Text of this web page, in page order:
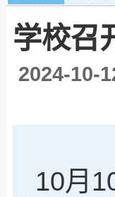
学校召
2024-10-
10月